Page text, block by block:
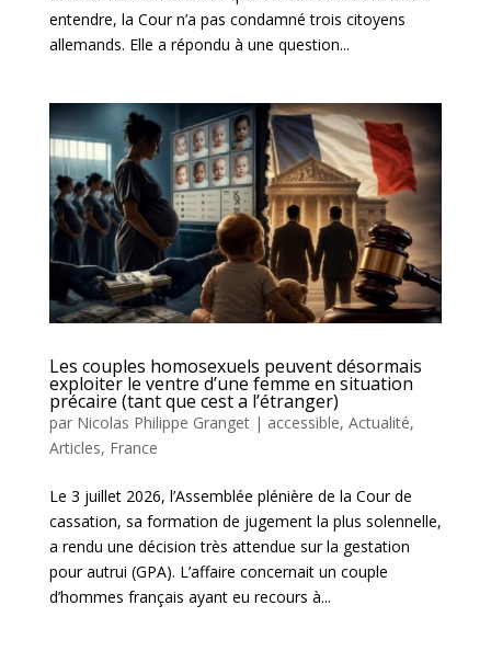
entendre, la Cour n’a pas condamné trois citoyens
allemands. Elle a répondu à une question...
Les couples homosexuels peuvent désormais
exploiter le ventre d’une femme en situation
précaire (tant que cest a l’étranger)
par Nicolas Philippe Granget| accessible, Actualité,
Articles, France
Le 3 juillet 2026, l’Assemblée plénière de la Cour de
cassation, sa formation de jugement la plus solennelle,
a rendu une décision très attendue sur la gestation
pour autrui (GPA). L’affaire concernait un couple
d’hommes français ayant eu recours à...